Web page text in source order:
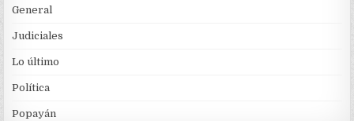
General
Judiciales
Lo último
Política
Popayán